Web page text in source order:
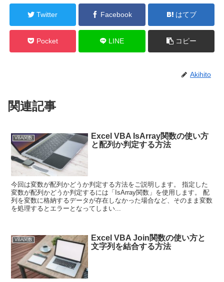
Twitter Facebook はてブ
Pocket LINE コピー
Akihito
関連記事
VBA関数
Excel VBA IsArray関数の使い方
と配列か判定する方法
今回は変数が配列かどうか判定する方法をご説明します。 指定した
変数が配列かどうか判定するには「IsArray関数」を使用します。 配
列を変数に格納するデータが存在しなかった場合など、そのまま変数
を処理するとエラーとなってしまい...
VBA関数
Excel VBA Join関数の使い方と
文字列を結合する方法